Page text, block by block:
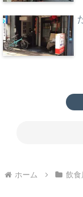
ホーム 飲食